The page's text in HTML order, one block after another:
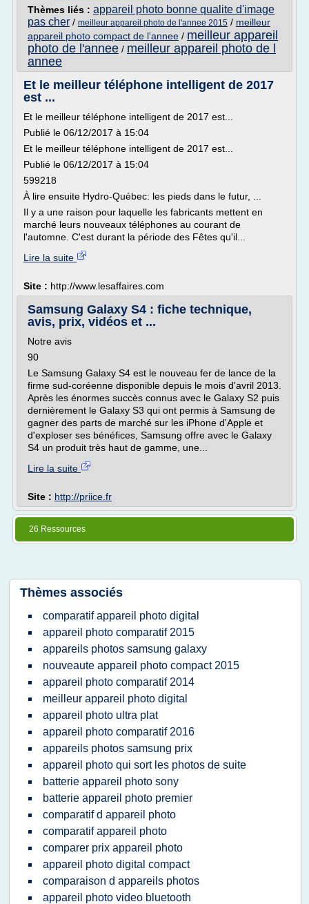
Thèmes liés : appareil photo bonne qualite d'image
pas cher / meilleur appareil photo de l'annee 2015 / meilleur
appareil photo compact de l'annee / meilleur appareil
photo de l'annee / meilleur appareil photo de l
annee
Et le meilleur téléphone intelligent de 2017
est ...
Et le meilleur téléphone intelligent de 2017 est...
Publié le 06/12/2017 à 15:04
Et le meilleur téléphone intelligent de 2017 est...
Publié le 06/12/2017 à 15:04
599218
À lire ensuite Hydro-Québec: les pieds dans le futur, ...
Il y a une raison pour laquelle les fabricants mettent en
marché leurs nouveaux téléphones au courant de
l'automne. C'est durant la période des Fêtes qu'il...
Lire la suite
Site : http://www.lesaffaires.com
Samsung Galaxy S4 : fiche technique,
avis, prix, vidéos et ...
Notre avis
90
Le Samsung Galaxy S4 est le nouveau fer de lance de la
firme sud-coréenne disponible depuis le mois d'avril 2013.
Après les énormes succès connus avec le Galaxy S2 puis
dernièrement le Galaxy S3 qui ont permis à Samsung de
gagner des parts de marché sur les iPhone d'Apple et
d'exploser ses bénéfices, Samsung offre avec le Galaxy
S4 un produit très haut de gamme, une...
Lire la suite
Site : http://priice.fr
26 Ressources
Thèmes associés
comparatif appareil photo digital
appareil photo comparatif 2015
appareils photos samsung galaxy
nouveaute appareil photo compact 2015
appareil photo comparatif 2014
meilleur appareil photo digital
appareil photo ultra plat
appareil photo comparatif 2016
appareils photos samsung prix
appareil photo qui sort les photos de suite
batterie appareil photo sony
batterie appareil photo premier
comparatif d appareil photo
comparatif appareil photo
comparer prix appareil photo
appareil photo digital compact
comparaison d appareils photos
appareil photo video bluetooth